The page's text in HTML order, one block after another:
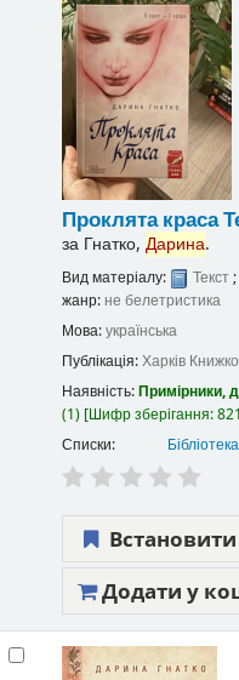
Проклята краса
за Гнатко, Дарина.
Вид матеріалу: Текст
жанр: не белетристика
Мова:українська
Публікація:Харків
Наявність:Примірники,
(1) Шифр зберігання:
Списки:
Додати у